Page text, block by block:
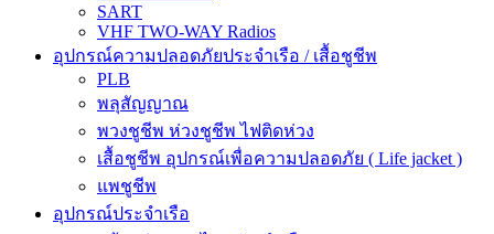
SART
VHF TWO-WAY Radios
อุปกรณ์ความปลอดภัยประจำเรือ / เสื้อชูชีพ
PLB
พลุสัญญาณ
พวงชูชีพ ห่วงชูชีพ ไฟติดห่วง
เสื้อชูชีพ อุปกรณ์เพื่อความปลอดภัย ( Life jacket )
แพชูชีพ
อุปกรณ์ประจำเรือ